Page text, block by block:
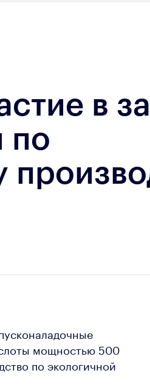
в
по
мощностью 500
по экологичной